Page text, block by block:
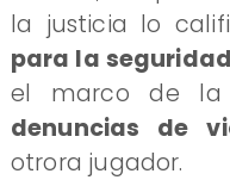
la justicia lo
para la
el marco de la
denuncias de
otrora jugador.